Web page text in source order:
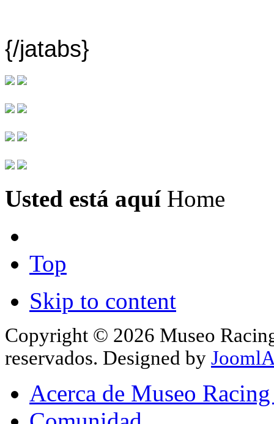
{/jatabs}
Usted está aquí Home
Top
Skip to content
Copyright © 2026 Museo
reservados. Designed by
Acerca de Museo